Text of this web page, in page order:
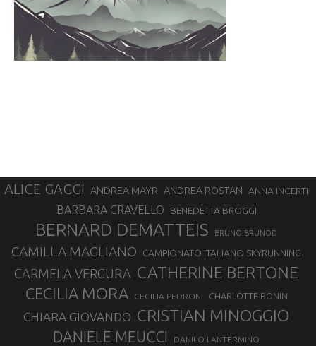
ALICE GAGGI ANDREA MAYR ANDREA ROSTAN ANNA INCERTI
BARBARA CRAVELLO BENEDETTA BROGGI
BERNARD DEMATTEIS BRUNO BRUNOD
CAMILLA MAGLIANO CAMPIONATO ITALIANO SKYRUNNING
CARMELA VERGURA CATHERINE BERTONE
CECILIA MORA CECILIA PEDRONI CHARLOTTE BONIN
CHIARA GIOVANDO CRISTIAN MINOGGIO
DANIELE MEUCCI DANILO LANTERMINO